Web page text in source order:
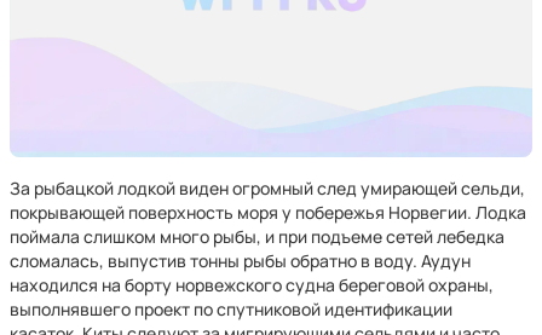
За рыбацкой лодкой виден огромный след умирающей сельди,
покрывающей поверхность моря у побережья Норвегии. Лодка
поймала слишком много рыбы, и при подъеме сетей лебедка
сломалась, выпустив тонны рыбы обратно в воду. Аудун
находился на борту норвежского судна береговой охраны,
выполнявшего проект по спутниковой идентификации